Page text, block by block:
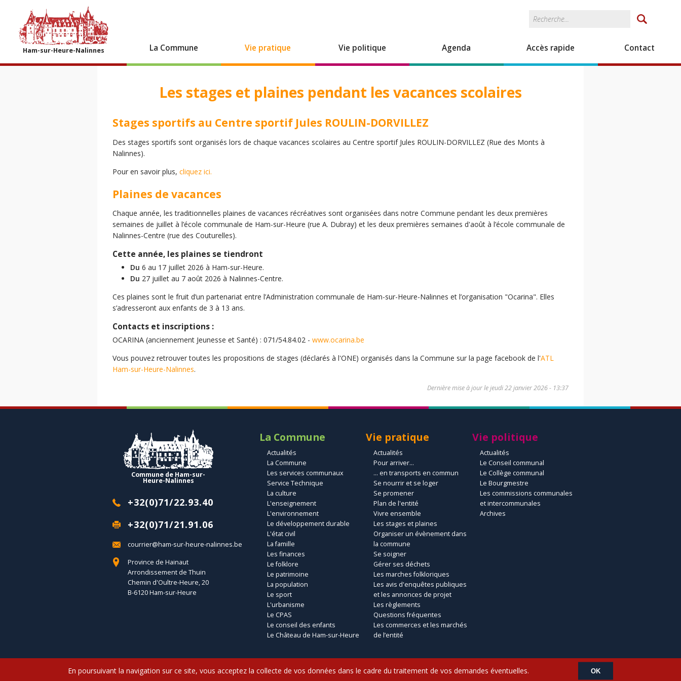
Ham-sur-Heure-Nalinnes La Commune Vie pratique Vie politique Agenda Accès rapide Contact
Formulaire de
recherche
Les stages et plaines pendant les vacances scolaires
Stages sportifs au Centre sportif Jules ROULIN-DORVILLEZ
Des stages sportifs sont organisés lors de chaque vacances scolaires au Centre sportif Jules ROULIN-DORVILLEZ (Rue des Monts à
Nalinnes).
Pour en savoir plus, cliquez ici.
Plaines de vacances
Chaque année, les traditionnelles plaines de vacances récréatives sont organisées dans notre Commune pendant les deux premières
semaines de juillet à l’école communale de Ham-sur-Heure (rue A. Dubray) et les deux premières semaines d'août à l’école communale de
Nalinnes-Centre (rue des Couturelles).
Cette année, les plaines se tiendront
Du 6 au 17 juillet 2026 à Ham-sur-Heure.
Du 27 juillet au 7 août 2026 à Nalinnes-Centre.
Ces plaines sont le fruit d’un partenariat entre l’Administration communale de Ham-sur-Heure-Nalinnes et l’organisation "Ocarina". Elles
s’adresseront aux enfants de 3 à 13 ans.
Contacts et inscriptions :
OCARINA (anciennement Jeunesse et Santé) : 071/54.84.02 - www.ocarina.be
Vous pouvez retrouver toutes les propositions de stages (déclarés à l'ONE) organisés dans la Commune sur la page facebook de l'ATL
Ham-sur-Heure-Nalinnes.
Dernière mise à jour lejeudi 22 janvier 2026 - 13:37
Commune de Ham-sur-
Heure-Nalinnes
+32(0)71/22.93.40
+32(0)71/21.91.06
courrier@ham-sur-heure-nalinnes.be
Province de Hainaut
Arrondissement de Thuin
Chemin d'Oultre-Heure, 20
B-6120 Ham-sur-Heure
La Commune
Actualités
La Commune
Les services communaux
Service Technique
La culture
L'enseignement
L'environnement
Le développement durable
L'état civil
La famille
Les finances
Le folklore
Le patrimoine
La population
Le sport
L'urbanisme
Le CPAS
Le conseil des enfants
Le Château de Ham-sur-Heure
Vie pratique
Actualités
Pour arriver...
... en transports en commun
Se nourrir et se loger
Se promener
Plan de l'entité
Vivre ensemble
Les stages et plaines
Organiser un évènement dans
la commune
Se soigner
Gérer ses déchets
Les marches folkloriques
Les avis d'enquêtes publiques
et les annonces de projet
Les règlements
Questions fréquentes
Les commerces et les marchés
de l’entité
Vie politique
Actualités
Le Conseil communal
Le Collège communal
Le Bourgmestre
Les commissions communales
et intercommunales
Archives
Copyright © 2017 Commune d'Ham-sur-Heure-Nalinnes - Developed byLemonCom
En poursuivant la navigation sur ce site, vous acceptez la collecte de vos données dans le cadre du traitement de vos demandes éventuelles. OK